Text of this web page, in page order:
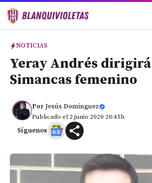
Saltar
NOTICIAS
Yeray Andrés
Simancas femenino
Por Jesús Domínguez
Publicado el 2 junio 2020 20:45h
Síguenos